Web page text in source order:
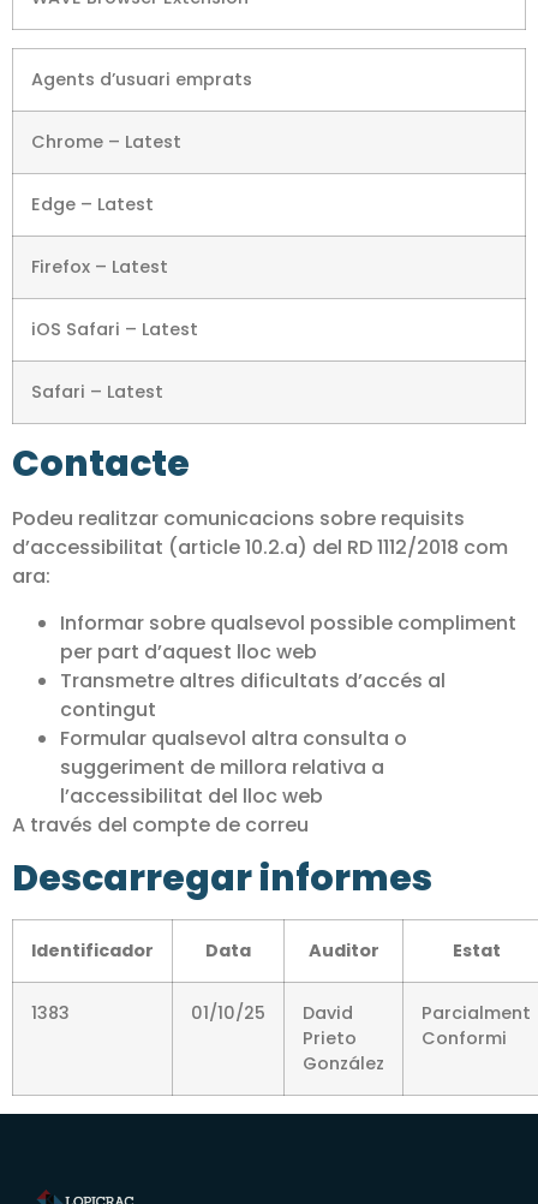
Agents d’usuari emprats
Chrome – Latest
Edge – Latest
Firefox – Latest
iOS Safari – Latest
Safari – Latest
Contacte
Podeu realitzar comunicacions sobre requisits
d’accessibilitat (article 10.2.a) del RD 1112/2018 com
ara:
Informar sobre qualsevol possible compliment
per part d’aquest lloc web
Transmetre altres dificultats d’accés al
contingut
Formular qualsevol altra consulta o
suggeriment de millora relativa a
l’accessibilitat del lloc web
A través del compte de correu
Descarregar informes
Identificador Data Auditor Estat
1383 01/10/25
David
Prieto
González
Parcialment
Conformi